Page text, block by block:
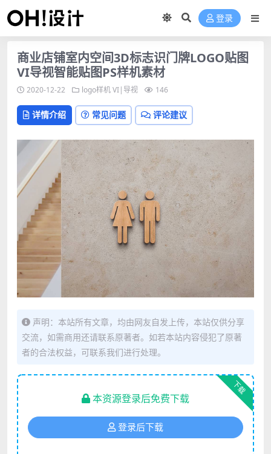
登录
商业店铺室内空间3D标志识门牌LOGO贴图
VI导视智能贴图PS样机素材
2020-12-22 logo样机VI|导视 146
详情介绍 常见问题 评论建议
声明：本站所有文章，均由网友自发上传，本站仅供分享
交流，如需商用还请联系原著者。如若本站内容侵犯了原著
者的合法权益，可联系我们进行处理。
下载
本资源登录后免费下载
登录后下载